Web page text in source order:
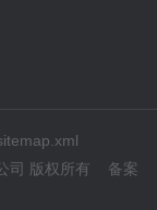
司 版权所有 备案